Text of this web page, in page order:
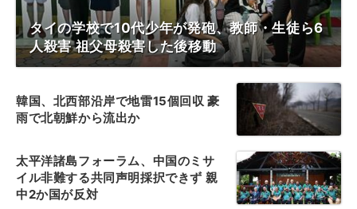
タイの学校で10代少年が発砲、教師・生徒ら6
人殺害 祖父母殺害した後移動
韓国、北西部沿岸で地雷15個回収 豪
雨で北朝鮮から流出か
太平洋諸島フォーラム、中国のミサ
イル非難する共同声明採択できず 親
中2か国が反対